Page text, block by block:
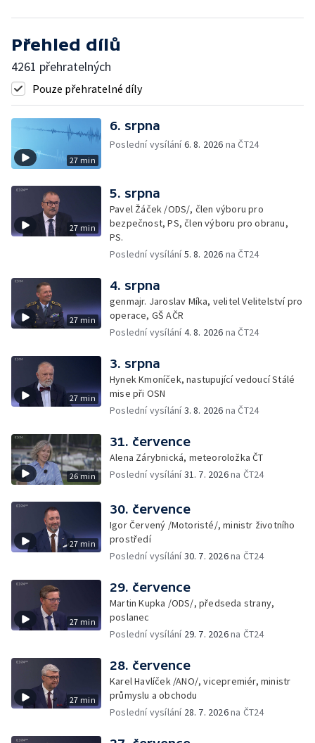
Přehled dílů
4261 přehratelných
Pouze přehratelné díly
27 min
6. srpna
Poslední vysílání6. 8. 2026 na ČT24
27 min
5. srpna
Pavel Žáček /ODS/, člen výboru pro
bezpečnost, PS, člen výboru pro obranu,
PS.
Poslední vysílání5. 8. 2026 na ČT24
27 min
4. srpna
genmajr. Jaroslav Míka, velitel Velitelství pro
operace, GŠ AČR
Poslední vysílání4. 8. 2026 na ČT24
27 min
3. srpna
Hynek Kmoníček, nastupující vedoucí Stálé
mise při OSN
Poslední vysílání3. 8. 2026 na ČT24
26 min
31. července
Alena Zárybnická, meteoroložka ČT
Poslední vysílání31. 7. 2026na ČT24
27 min
30. července
Igor Červený /Motoristé/, ministr životního
prostředí
Poslední vysílání30. 7. 2026na ČT24
27 min
29. července
Martin Kupka /ODS/, předseda strany,
poslanec
Poslední vysílání 29. 7. 2026na ČT24
27 min
28. července
Karel Havlíček /ANO/, vicepremiér, ministr
průmyslu a obchodu
Poslední vysílání 28. 7. 2026na ČT24